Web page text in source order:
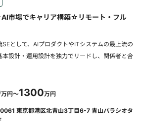
市場でキャリア構築☆リモート・フル
SEとして、AIプロダクトやITシステムの最上流の
設計・運用設計を独力でリードし、関係者と合
万円～1300万円
東京都港区北青山3丁目6-7 青山パラシオタ